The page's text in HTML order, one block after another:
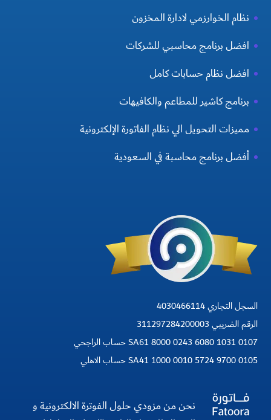
نظام الخوارزمي لادارة المخزون
افضل برنامج محاسبي للشركات
افضل نظام حسابات كامل
برنامج كاشير للمطاعم والكافيهات
مميزات التحويل الي نظام الفاتورة الإلكترونية
أفضل برنامج محاسبة في السعودية
السجل التجاري 4030466114
الرقم الضريبي 311297284200003
SA61 8000 0243 6080 1031 0107 حساب الراجحي
SA41 1000 0010 5724 9700 0105 حساب الاهلي
نحن من مزودي حلول الفوترة الالكترونية و